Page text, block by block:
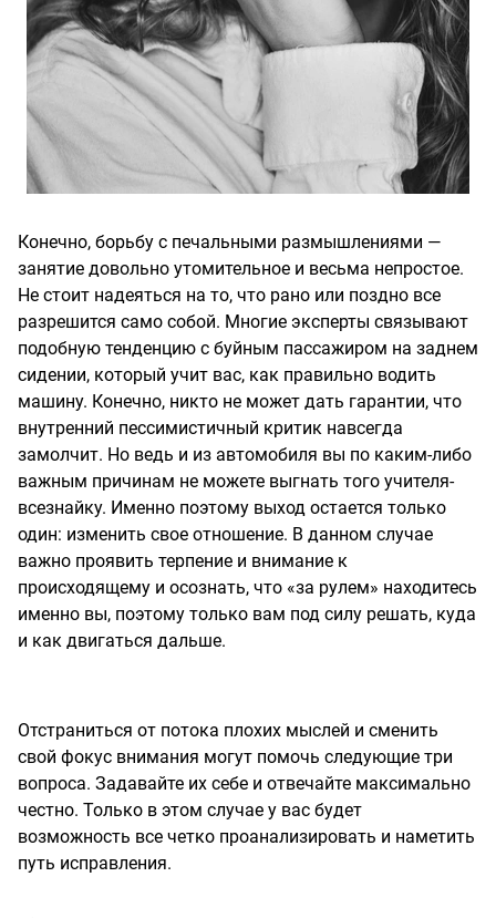
Конечно, борьбу с печальными размышлениями —
занятие довольно утомительное и весьма непростое.
Не стоит надеяться на то, что рано или поздно все
разрешится само собой. Многие эксперты связывают
подобную тенденцию с буйным пассажиром на заднем
сидении, который учит вас, как правильно водить
машину. Конечно, никто не может дать гарантии, что
внутренний пессимистичный критик навсегда
замолчит. Но ведь и из автомобиля вы по каким-либо
важным причинам не можете выгнать того учителя-
всезнайку. Именно поэтому выход остается только
один: изменить свое отношение. В данном случае
важно проявить терпение и внимание к
происходящему и осознать, что «за рулем» находитесь
именно вы, поэтому только вам под силу решать, куда
и как двигаться дальше.
Отстраниться от потока плохих мыслей и сменить
свой фокус внимания могут помочь следующие три
вопроса. Задавайте их себе и отвечайте максимально
честно. Только в этом случае у вас будет
возможность все четко проанализировать и наметить
путь исправления.